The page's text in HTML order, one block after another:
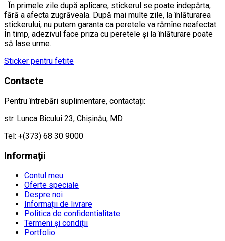
În primele zile după aplicare, stickerul se poate îndepărta,
fără a afecta zugrăveala. După mai multe zile, la înlăturarea
stickerului, nu putem garanta ca peretele va rămîne neafectat.
În timp, adezivul face priza cu peretele și la înlăturare poate
să lase urme.
Sticker pentru fetite
Contacte
Pentru întrebări suplimentare, contactați:
str. Lunca Bîcului 23, Chișinău, MD
Tel: +(373) 68 30 9000
Informaţii
Contul meu
Oferte speciale
Despre noi
Informații de livrare
Politica de confidentialitate
Termeni și condiții
Portfolio